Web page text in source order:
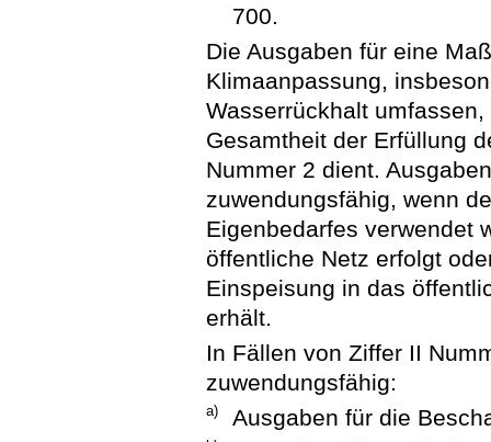
700.
Die Ausgaben für eine
Klimaanpassung,
Wasserrückhalt
Gesamtheit der Erfüllung
Nummer 2 dient.
zuwendungsfähig, wenn
Eigenbedarfes verwendet
öffentliche Netz erfolgt
Einspeisung in das
erhält.
In Fällen von Ziffer II
zuwendungsfähig:
a) Ausgaben für die